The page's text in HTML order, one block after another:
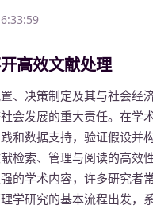
高效文献处理
、决策制定及其与社会经
会发展的重大责任。在学
和数据支持，验证假设并
检索、管理与阅读的高效
的学术内容，许多研究者
学研究的基本流程出发，